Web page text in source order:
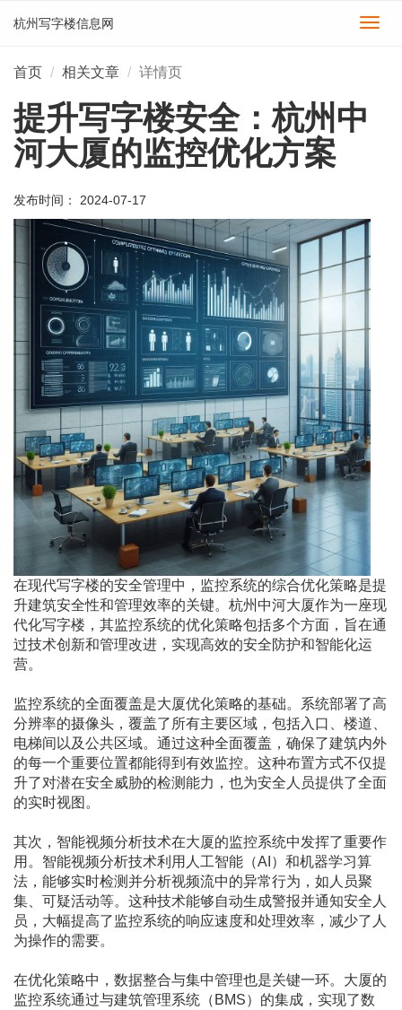
切
杭州写字楼信息网
首页 相关文章 详情页
提升写字楼安全：杭州中
河大厦的监控优化方案
发布时间： 2024-07-17
在现代写字楼的安全管理中，监控系统的综合优化策略是提
升建筑安全性和管理效率的关键。杭州中河大厦作为一座现
代化写字楼，其监控系统的优化策略包括多个方面，旨在通
过技术创新和管理改进，实现高效的安全防护和智能化运
营。
监控系统的全面覆盖是大厦优化策略的基础。系统部署了高
分辨率的摄像头，覆盖了所有主要区域，包括入口、楼道、
电梯间以及公共区域。通过这种全面覆盖，确保了建筑内外
的每一个重要位置都能得到有效监控。这种布置方式不仅提
升了对潜在安全威胁的检测能力，也为安全人员提供了全面
的实时视图。
其次，智能视频分析技术在大厦的监控系统中发挥了重要作
用。智能视频分析技术利用人工智能（AI）和机器学习算
法，能够实时检测并分析视频流中的异常行为，如人员聚
集、可疑活动等。这种技术能够自动生成警报并通知安全人
员，大幅提高了监控系统的响应速度和处理效率，减少了人
为操作的需要。
在优化策略中，数据整合与集中管理也是关键一环。大厦的
监控系统通过与建筑管理系统（BMS）的集成，实现了数